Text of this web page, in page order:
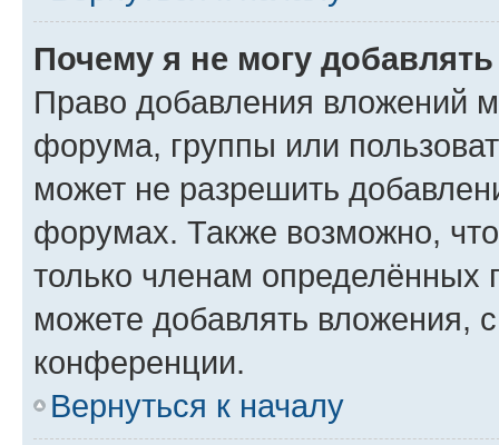
Почему я не могу
Право добавления вложений
форума, группы или
может не разрешить
форумах. Также возможно,
только членам определённых
можете добавлять вложения,
конференции.
Вернуться к началу